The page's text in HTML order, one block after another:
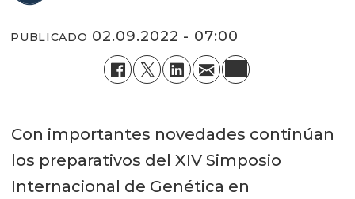
PUBLICADO 02.09.2022 - 07:00
Con importantes novedades continúan
los preparativos del XIV Simposio
Internacional de Genética en